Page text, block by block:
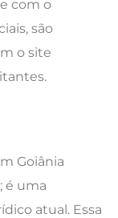
com o
são
o site
Goiânia
é uma
atual. Essa